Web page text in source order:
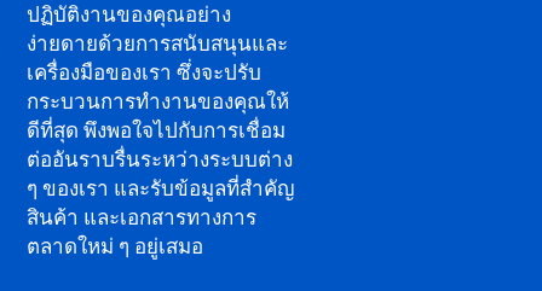
ปฏิบัติงานของคุณอย่าง
ง่ายดายด้วยการสนับสนุนและ
เครื่องมือของเรา ซึ่งจะปรับ
กระบวนการทำงานของคุณให้
ดีที่สุด พึงพอใจไปกับการเชื่อม
ต่ออันราบรื่นระหว่างระบบต่าง
ๆ ของเรา และรับข้อมูลที่สำคัญ
สินค้า และเอกสารทางการ
ตลาดใหม่ ๆ อยู่เสมอ